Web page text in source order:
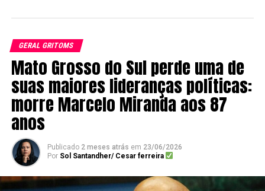
GERAL GRITOMS
Mato Grosso do Sul perde uma de
suas maiores lideranças políticas:
morre Marcelo Miranda aos 87
anos
Publicado 2 meses atrás em 23/06/2026
Por Sol Santandher/ Cesar ferreira